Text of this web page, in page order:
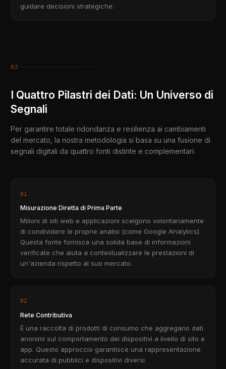
guidare decisioni strategiche.
02
I Quattro Pilastri dei Dati: Un Universo di
Segnali
Per garantire totale ridondanza e resilienza ai cambiamenti
del mercato, la nostra metodologia si basa su una fusione di
segnali digitali da quattro fonti distinte e complementari:
01
Misurazione Diretta di Prima Parte
Milioni di siti web e applicazioni scelgono volontariamente
di condividere le proprie analisi (come Google Analytics).
Questa fonte fornisce una solida base di informazioni
verificate che aiuta a contestualizzare le prestazioni di
un'azienda rispetto al suo mercato.
02
Rete Contributiva
È una raccolta di prodotti di consumo che aggregano dati
anonimi sul comportamento dei dispositivi a livello di sito e
app. Questo approccio garantisce una rappresentazione
accurata di pubblici e dispositivi diversi.